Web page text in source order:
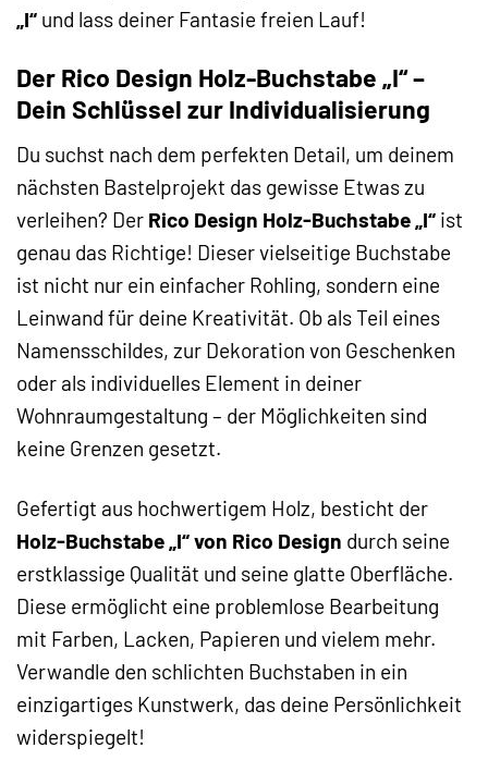
„I“ und lass deiner Fantasie freien Lauf!
Der Rico Design Holz-Buchstabe „I“ –
Dein Schlüssel zur Individualisierung
Du suchst nach dem perfekten Detail, um deinem
nächsten Bastelprojekt das gewisse Etwas zu
verleihen? Der Rico Design Holz-Buchstabe „I“ ist
genau das Richtige! Dieser vielseitige Buchstabe
ist nicht nur ein einfacher Rohling, sondern eine
Leinwand für deine Kreativität. Ob als Teil eines
Namensschildes, zur Dekoration von Geschenken
oder als individuelles Element in deiner
Wohnraumgestaltung – der Möglichkeiten sind
keine Grenzen gesetzt.
Gefertigt aus hochwertigem Holz, besticht der
Holz-Buchstabe „I“ von Rico Design durch seine
erstklassige Qualität und seine glatte Oberfläche.
Diese ermöglicht eine problemlose Bearbeitung
mit Farben, Lacken, Papieren und vielem mehr.
Verwandle den schlichten Buchstaben in ein
einzigartiges Kunstwerk, das deine Persönlichkeit
widerspiegelt!